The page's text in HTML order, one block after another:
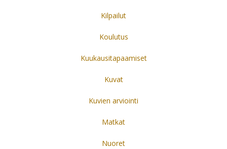
Kilpailut
Koulutus
Kuukausitapaamiset
Kuvat
Kuvien arviointi
Matkat
Nuoret